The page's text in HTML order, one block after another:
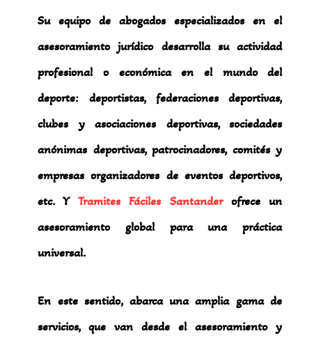
Su equipo de abogados especializados en el
asesoramiento jurídico desarrolla su actividad
profesional o económica en el mundo del
deporte: deportistas, federaciones deportivas,
clubes y asociaciones deportivas, sociedades
anónimas deportivas, patrocinadores, comités y
empresas organizadores de eventos deportivos,
etc. Y Tramites Fáciles Santanderofrece un
asesoramiento global para una práctica
universal.
En este sentido, abarca una amplia gama de
servicios, que van desde el asesoramiento y